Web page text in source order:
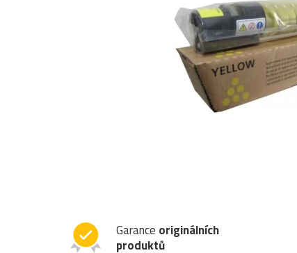
Garance originálních
produktů